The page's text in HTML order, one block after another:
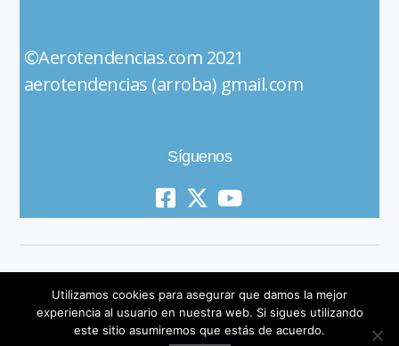
©Aerotendencias.com 2021
aerotendencias (arroba) gmail.com
Síguenos
© 2019 All Rights Reserved
Utilizamos cookies para asegurar que damos la mejor
experiencia al usuario en nuestra web. Si sigues utilizando
este sitio asumiremos que estás de acuerdo.